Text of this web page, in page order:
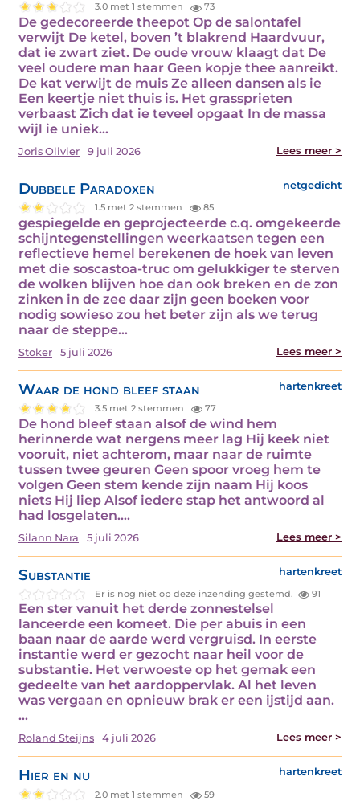
3.0 met 1 stemmen 73
De gedecoreerde theepot Op de salontafel
verwijt De ketel, boven ’t blakrend Haardvuur,
dat ie zwart ziet. De oude vrouw klaagt dat De
veel oudere man haar Geen kopje thee aanreikt.
De kat verwijt de muis Ze alleen dansen als ie
Een keertje niet thuis is. Het grassprieten
verbaast Zich dat ie teveel opgaat In de massa
wijl ie uniek…
Joris Olivier 9 juli 2026 Lees meer >
Dubbele Paradoxen netgedicht
1.5 met 2 stemmen 85
gespiegelde en geprojecteerde c.q. omgekeerde
schijntegenstellingen weerkaatsen tegen een
reflectieve hemel berekenen de hoek van leven
met die soscastoa-truc om gelukkiger te sterven
de wolken blijven hoe dan ook breken en de zon
zinken in de zee daar zijn geen boeken voor
nodig sowieso zou het beter zijn als we terug
naar de steppe…
Stoker 5 juli 2026 Lees meer >
Waar de hond bleef staan hartenkreet
3.5 met 2 stemmen 77
De hond bleef staan alsof de wind hem
herinnerde wat nergens meer lag Hij keek niet
vooruit, niet achterom, maar naar de ruimte
tussen twee geuren Geen spoor vroeg hem te
volgen Geen stem kende zijn naam Hij koos
niets Hij liep Alsof iedere stap het antwoord al
had losgelaten.…
Silann Nara 5 juli 2026 Lees meer >
Substantie hartenkreet
Er is nog niet op deze inzending gestemd. 91
Een ster vanuit het derde zonnestelsel
lanceerde een komeet. Die per abuis in een
baan naar de aarde werd vergruisd. In eerste
instantie werd er gezocht naar heil voor de
substantie. Het verwoeste op het gemak een
gedeelte van het aardoppervlak. Al het leven
was vergaan en opnieuw brak er een ijstijd aan.
…
Roland Steijns 4 juli 2026 Lees meer >
Hier en nu hartenkreet
2.0 met 1 stemmen 59